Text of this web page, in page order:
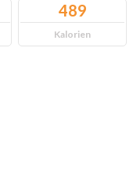
489
Kalorien